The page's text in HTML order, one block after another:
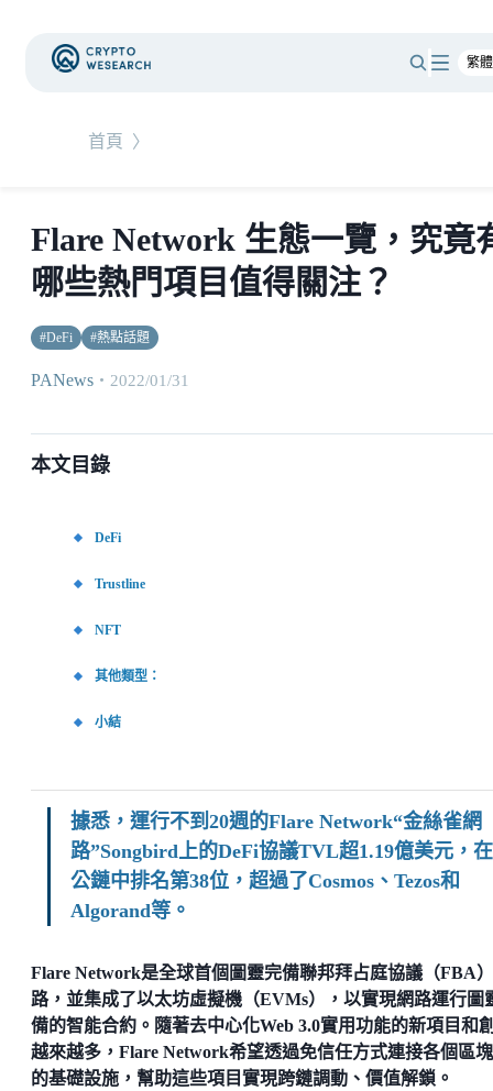
首頁 〉
Flare Network 生態一覽，究竟
哪些熱門項目值得關注？
#DeFi #熱點話題
PANews ・ 2022/01/31
本文目錄
DeFi
Trustline
NFT
其他類型：
小結
據悉，運行不到20週的Flare Network“金絲雀網
路”Songbird上的DeFi協議TVL超1.19億美元，在
公鏈中排名第38位，超過了Cosmos、Tezos和
Algorand等。
Flare Network是全球首個圖靈完備聯邦拜占庭協議（FBA
路，並集成了以太坊虛擬機（EVMs），以實現網路運行圖
備的智能合約。隨著去中心化Web 3.0實用功能的新項目和
越來越多，Flare Network希望透過免信任方式連接各個區
的基礎設施，幫助這些項目實現跨鏈調動、價值解鎖。